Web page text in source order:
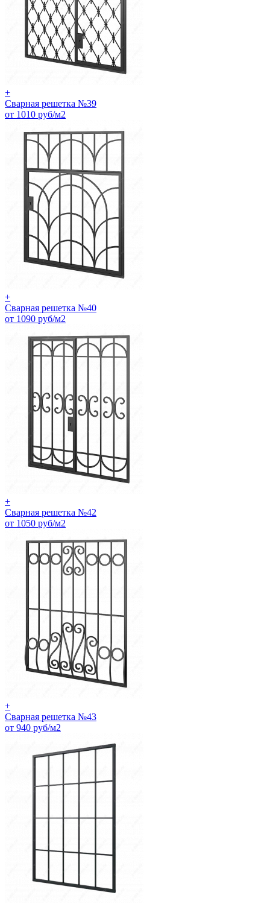
+
Сварная решетка №39
от 1010 руб/м2
+
Сварная решетка №40
от 1090 руб/м2
+
Сварная решетка №42
от 1050 руб/м2
+
Сварная решетка №43
от 940 руб/м2